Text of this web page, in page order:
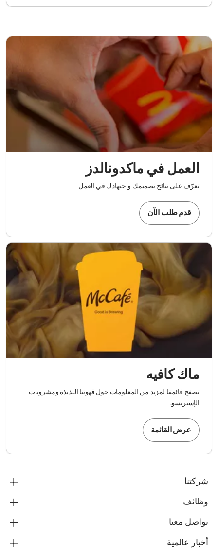
العمل في ماكدونالدز
تعرّف على نتائج تصميمك واجتهادك في العمل
قدم طلب الآن
ماك كافيه
تصفح قائمتنا لمزيد من المعلومات حول قهوتنا اللذيذة ومشروبات
الإسبريسو.
عرض القائمة
شركتنا
وظائف
تواصل معنا
أخبار عالمية